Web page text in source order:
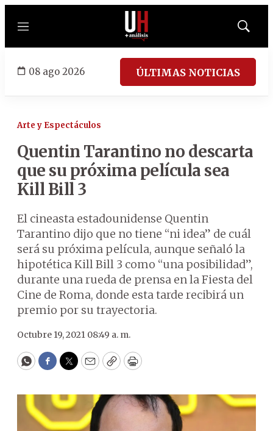
Menú
Mostrar
08 ago 2026 ÚLTIMAS NOTICIAS
Arte y Espectáculos
Quentin Tarantino no descarta
que su próxima película sea
Kill Bill 3
El cineasta estadounidense Quentin
Tarantino dijo que no tiene “ni idea” de cuál
será su próxima película, aunque señaló la
hipotética Kill Bill 3 como “una posibilidad”,
durante una rueda de prensa en la Fiesta del
Cine de Roma, donde esta tarde recibirá un
premio por su trayectoria.
Octubre 19, 2021 08:49 a. m.
WhatsApp
Facebook
Twitter
EmailCopyPrint